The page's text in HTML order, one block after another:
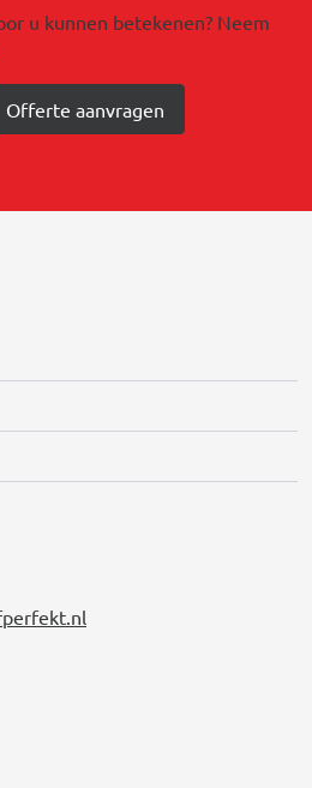
u kunnen betekenen? Neem
Offerte aanvragen